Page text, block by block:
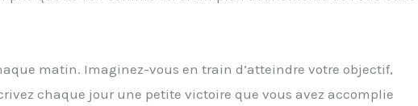
matin. Imaginez-vous en train d’atteindre votre objectif,
chaque jour une petite victoire que vous avez accomplie